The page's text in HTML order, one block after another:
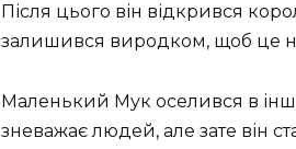
Після цього він відкрився
залишився виродком, щоб це
Маленький Мук оселився в
зневажає людей, але зате він